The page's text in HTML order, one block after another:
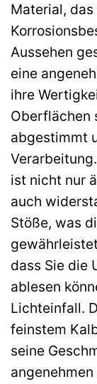
Material,
Aussehen
eine
ihre
Oberflächen
abgestimmt
ist nicht nur
auch
Stöße, was
dass Sie die
ablesen
Lichteinfall.
feinstem
seine